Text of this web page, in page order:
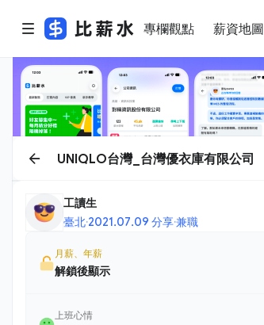
專欄觀點 薪資地圖
UNIQLO台灣_台灣優衣庫有限公司
工讀生
臺北·2021.07.09 分享·兼職
月薪、年薪
解鎖後顯示
上班心情